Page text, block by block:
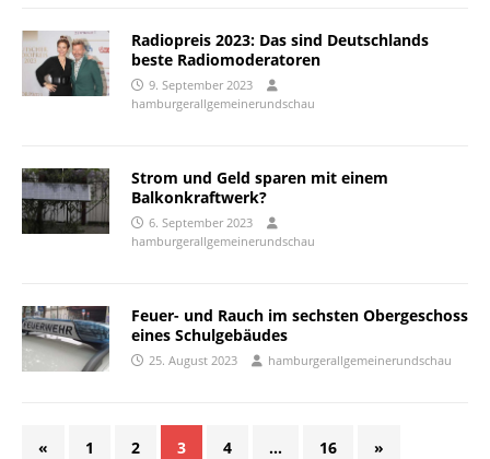
Radiopreis 2023: Das sind Deutschlands
beste Radiomoderatoren
9. September 2023
hamburgerallgemeinerundschau
Strom und Geld sparen mit einem
Balkonkraftwerk?
6. September 2023
hamburgerallgemeinerundschau
Feuer- und Rauch im sechsten Obergeschoss
eines Schulgebäudes
25. August 2023 hamburgerallgemeinerundschau
« 1 2 3 4 … 16 »